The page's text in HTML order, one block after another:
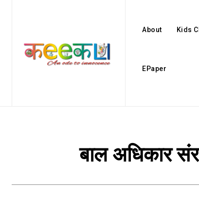
About Kids
EPaper
बाल अधिकार